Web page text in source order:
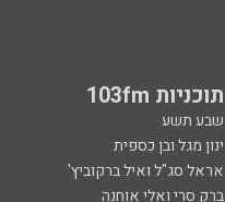
תוכניות 103fm
שבע תשע
ינון מגל ובן כספית
אראל סג"ל ואיל ברקוביץ'
ברק סרי ואלי אוחנה